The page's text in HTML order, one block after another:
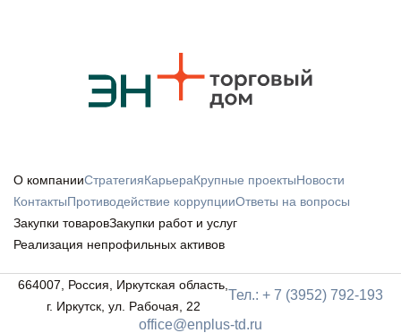
О компанииСтратегияКарьераКрупные проектыНовости
КонтактыПротиводействие коррупцииОтветы на вопросы
Закупки товаровЗакупки работ и услуг
Реализация непрофильных активов
664007, Россия, Иркутская область,
г. Иркутск, ул. Рабочая, 22
Тел.: + 7 (3952) 792-193
office@enplus-td.ru